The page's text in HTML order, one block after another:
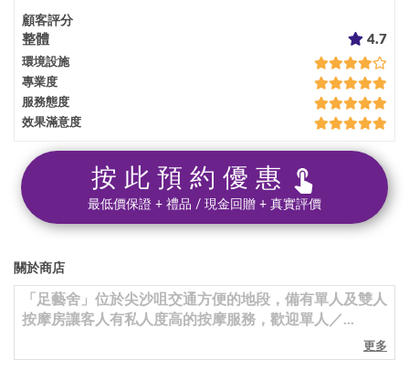
顧客評分
整體 4.7
環境設施
專業度
服務態度
效果滿意度
按此預約優惠
最低價保證 + 禮品 / 現金回贈 + 真實評價
關於商店
「足藝舍」位於尖沙咀交通方便的地段，備有單人及雙人
按摩房讓客人有私人度高的按摩服務，歡迎單人／...
更多